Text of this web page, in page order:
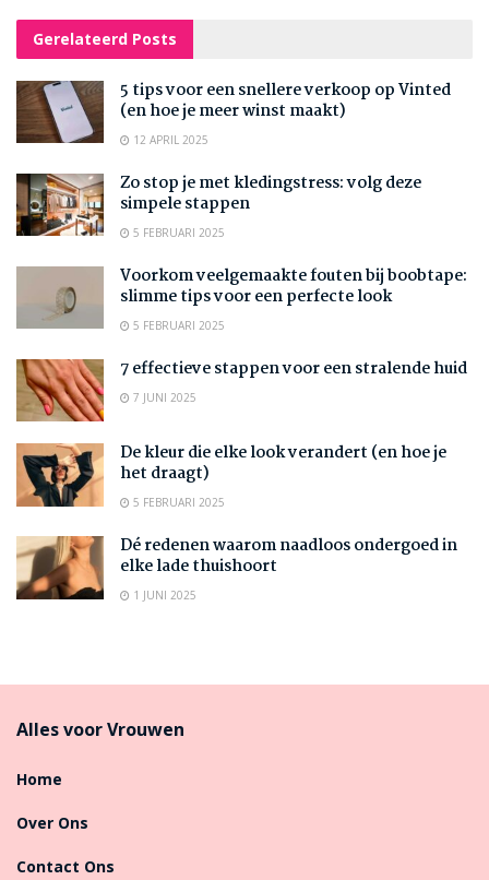
Gerelateerd Posts
5 tips voor een snellere verkoop op Vinted
(en hoe je meer winst maakt)
12 APRIL 2025
Zo stop je met kledingstress: volg deze
simpele stappen
5 FEBRUARI 2025
Voorkom veelgemaakte fouten bij boobtape:
slimme tips voor een perfecte look
5 FEBRUARI 2025
7 effectieve stappen voor een stralende huid
7 JUNI 2025
De kleur die elke look verandert (en hoe je
het draagt)
5 FEBRUARI 2025
Dé redenen waarom naadloos ondergoed in
elke lade thuishoort
1 JUNI 2025
Alles voor Vrouwen
Home
Over Ons
Contact Ons